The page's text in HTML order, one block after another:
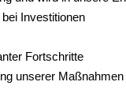
Investitionen
Fortschritte
unserer Maßnahmen